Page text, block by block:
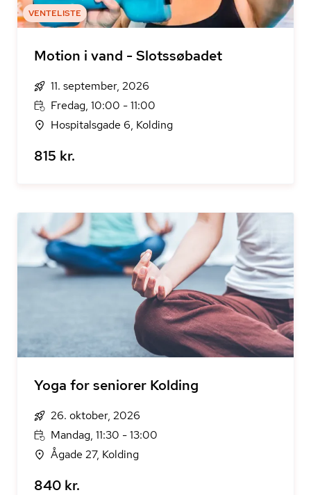
VENTELISTE
Motion i vand - Slotssøbadet
11. september, 2026
Fredag, 10:00 - 11:00
Hospitalsgade 6, Kolding
815 kr.
Yoga for seniorer Kolding
26. oktober, 2026
Mandag, 11:30 - 13:00
Ågade 27, Kolding
840 kr.